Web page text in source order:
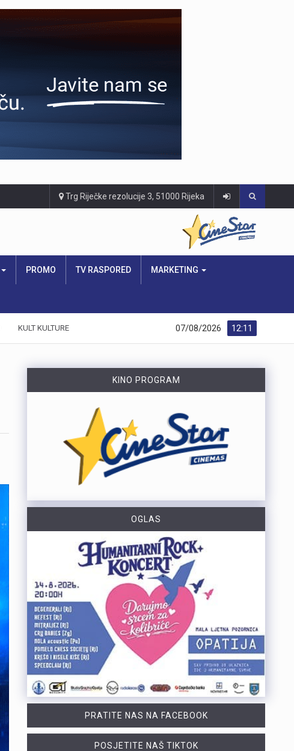
Trg Riječke rezolucije 3, 51000 Rijeka
PROMO TV RASPORED MARKETING
KULT KULTURE 12:11
07/08/2026
KINO PROGRAM
OGLAS
PRATITE NAS NA FACEBOOK
POSJETITE NAŠ TIKTOK